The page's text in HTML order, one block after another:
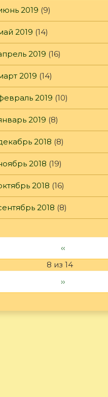
2019 (9)
2019 (14)
2019 (16)
2019 (14)
2019 (10)
2019 (8)
2018 (8)
2018 (19)
2018 (16)
2018 (8)
‹‹
8 из 14
››